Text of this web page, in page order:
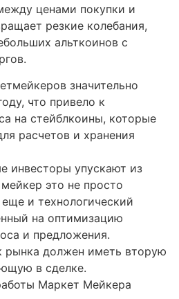
ценами покупки и
резкие колебания,
альткоинов с
значительно
что привело к
на стейблкоины, которые
расчетов и хранения
инвесторы упускают из
это не просто
и технологический
на оптимизацию
и предложения.
рынка должен иметь вторую
в сделке.
Маркет Мейкера